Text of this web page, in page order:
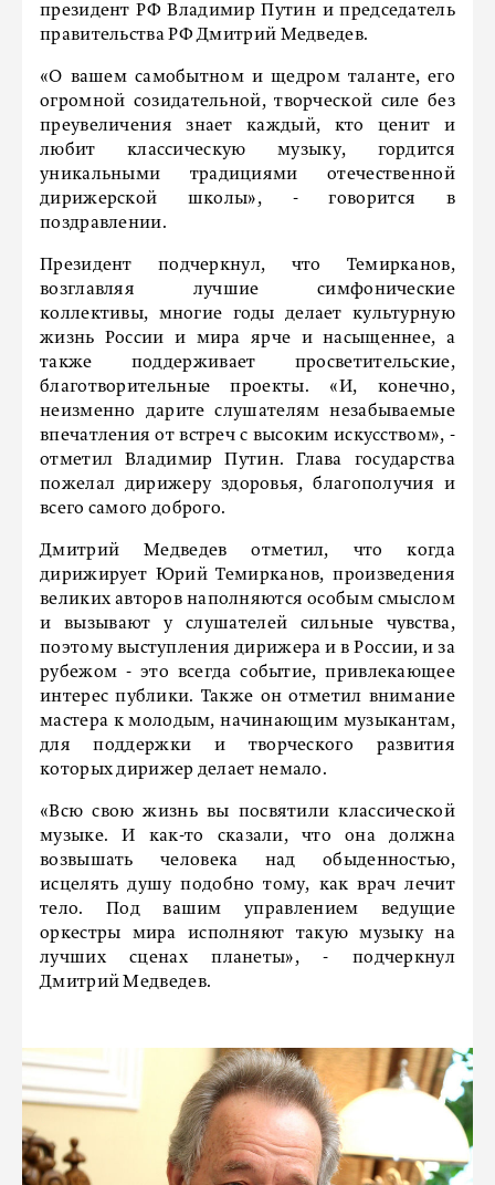
президент РФ Владимир Путин и председатель
правительства РФ Дмитрий Медведев.
«О вашем самобытном и щедром таланте, его
огромной созидательной, творческой силе без
преувеличения знает каждый, кто ценит и
любит классическую музыку, гордится
уникальными традициями отечественной
дирижерской школы», - говорится в
поздравлении.
Президент подчеркнул, что Темирканов,
возглавляя лучшие симфонические
коллективы, многие годы делает культурную
жизнь России и мира ярче и насыщеннее, а
также поддерживает просветительские,
благотворительные проекты. «И, конечно,
неизменно дарите слушателям незабываемые
впечатления от встреч с высоким искусством», -
отметил Владимир Путин. Глава государства
пожелал дирижеру здоровья, благополучия и
всего самого доброго.
Дмитрий Медведев отметил, что когда
дирижирует Юрий Темирканов, произведения
великих авторов наполняются особым смыслом
и вызывают у слушателей сильные чувства,
поэтому выступления дирижера и в России, и за
рубежом - это всегда событие, привлекающее
интерес публики. Также он отметил внимание
мастера к молодым, начинающим музыкантам,
для поддержки и творческого развития
которых дирижер делает немало.
«Всю свою жизнь вы посвятили классической
музыке. И как-то сказали, что она должна
возвышать человека над обыденностью,
исцелять душу подобно тому, как врач лечит
тело. Под вашим управлением ведущие
оркестры мира исполняют такую музыку на
лучших сценах планеты», - подчеркнул
Дмитрий Медведев.